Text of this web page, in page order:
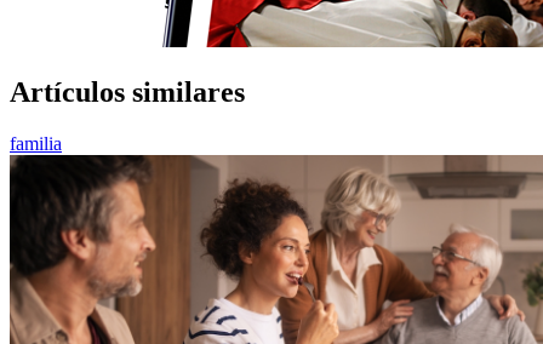
Artículos similares
familia